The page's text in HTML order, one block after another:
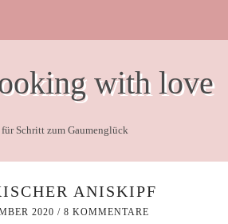
with love
Schritt zum Gaumenglück
ANISKIPF
2020 / 8 KOMMENTARE